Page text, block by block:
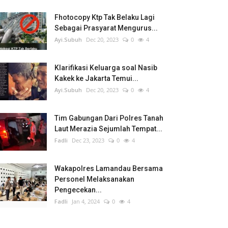
Fhotocopy Ktp Tak Belaku Lagi
Sebagai Prasyarat Mengurus...
Ayi.Subuh Dec 20, 2023 0 4
Klarifikasi Keluarga soal Nasib
Kakek ke Jakarta Temui...
Ayi.Subuh Dec 20, 2023 0 4
Tim Gabungan Dari Polres Tanah
Laut Merazia Sejumlah Tempat...
Fadli Dec 23, 2023 0 4
Wakapolres Lamandau Bersama
Personel Melaksanakan
Pengecekan...
Fadli Jan 4, 2024 0 4